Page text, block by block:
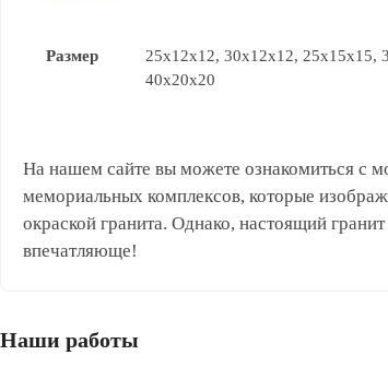
Размер
25х12х12, 30x12x12, 25x15x15,
40x20x20
На нашем сайте вы можете ознакомиться с
мемориальных комплексов, которые
окраской гранита. Однако, настоящий
впечатляюще!
Наши работы